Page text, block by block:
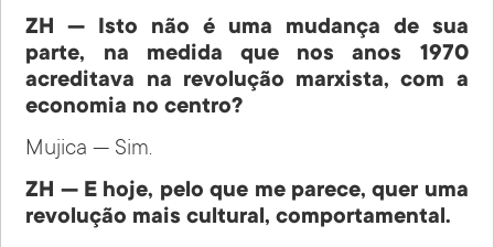
ZH — Isto não é uma mudança de sua
parte, na medida que nos anos 1970
acreditava na revolução marxista, com a
economia no centro?
Mujica — Sim.
ZH — E hoje, pelo que me parece, quer uma
revolução mais cultural, comportamental.